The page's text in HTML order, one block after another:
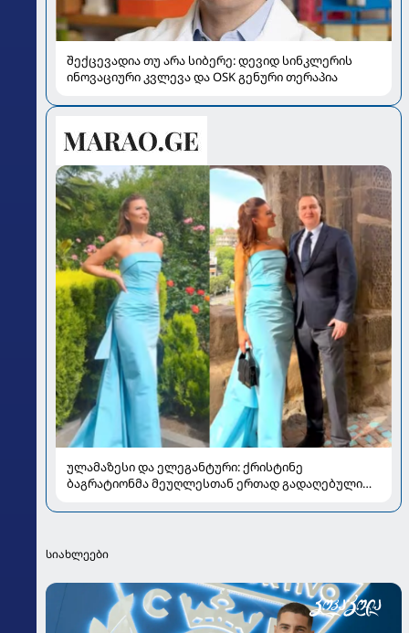
შექცევადია თუ არა სიბერე: დევიდ სინკლერის
ინოვაციური კვლევა და OSK გენური თერაპია
ულამაზესი და ელეგანტური: ქრისტინე
ბაგრატიონმა მეუღლესთან ერთად გადაღებული
სიახლეები